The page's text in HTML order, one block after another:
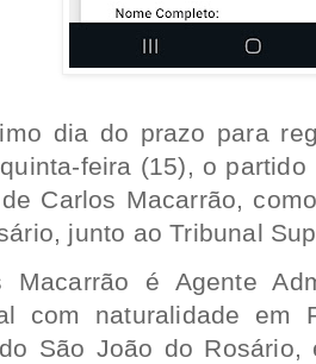
dia do prazo para
feira (15), o
Carlos Macarrão,
junto ao Tribunal
Macarrão é Agente
com naturalidade em
São João do